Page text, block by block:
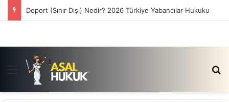
Deport (Sınır Dışı) Nedir? 2026 Türkiye Yabancılar Hukuku
Menü